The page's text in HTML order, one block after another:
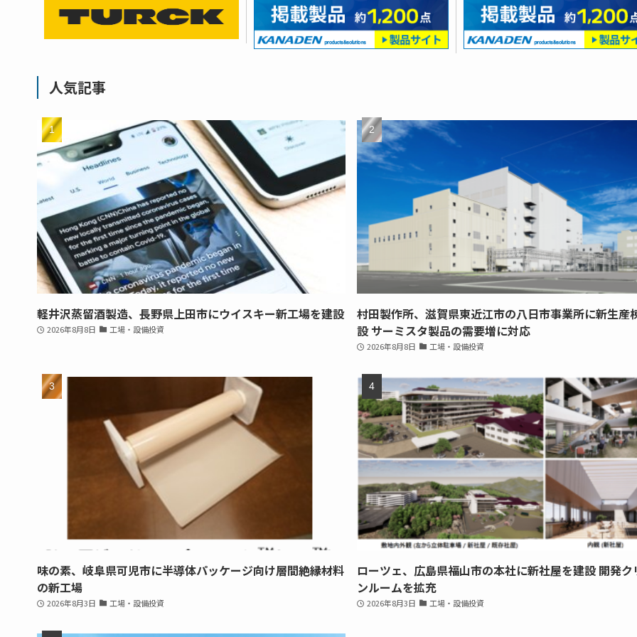
人気記事
軽井沢蒸留酒製造、長野県上田市にウイスキー新工場を建設
2026年8月8日 工場・設備投資
村田製作所、滋賀県東近江市の八日市事業所に新生産
設 サーミスタ製品の需要増に対応
2026年8月8日 工場・設備投資
味の素、岐阜県可児市に半導体パッケージ向け層間絶縁材料
の新工場
2026年8月3日 工場・設備投資
ローツェ、広島県福山市の本社に新社屋を建設 開発ク
ンルームを拡充
2026年8月3日 工場・設備投資